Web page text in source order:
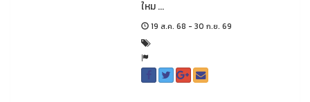
ใหม ...
19 ส.ค. 68 - 30 ก.ย. 69